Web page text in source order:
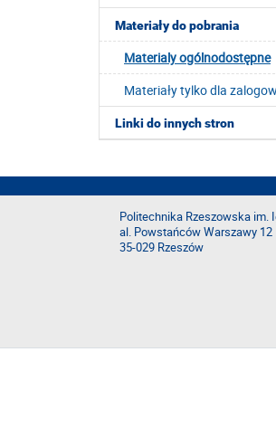
Materiały do pobrania
Materialy ogólnodostępne
Materiały tylko dla
Linki do innych stron
Politechnika Rzeszowska im.
al. Powstańców Warszawy 12
35-029 Rzeszów